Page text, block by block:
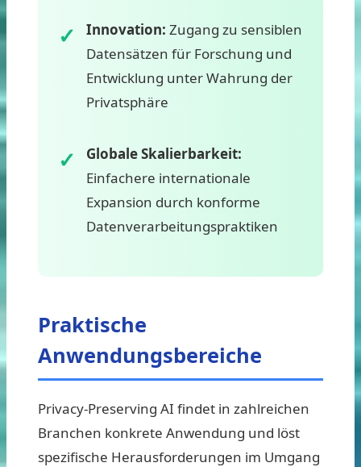
Innovation: Zugang zu sensiblen
Datensätzen für Forschung und
Entwicklung unter Wahrung der
Privatsphäre
Globale Skalierbarkeit:
Einfachere internationale
Expansion durch konforme
Datenverarbeitungspraktiken
Praktische
Anwendungsbereiche
Privacy-Preserving AI findet in zahlreichen
Branchen konkrete Anwendung und löst
spezifische Herausforderungen im Umgang